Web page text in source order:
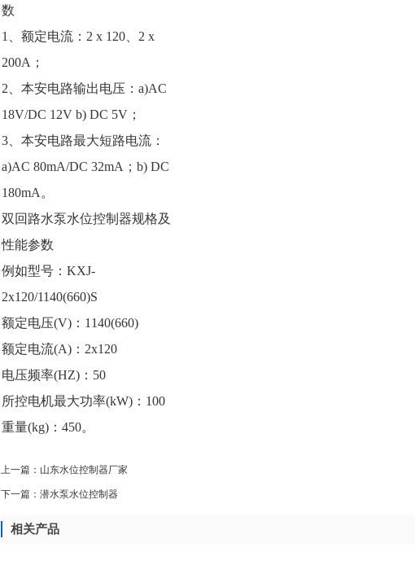
数
1
、额定电流： 2 x 120
2 x
200A ；
2 、本安电路输出电压： a)AC
18V/DC 12V b) DC 5V ；
3 、本安电路最大短路电流：
a)AC 80mA/DC 32mA ； b) DC
180mA 。
双回路水泵水位控制器规格及
性能参数
例如型号： KXJ-
2x120/1140(660)S
额定电压(V) ： 1140(660)
额定电流(A) ： 2x120
电压频率(HZ) ： 50
所控电机最大功率(kW) ： 100
重量(kg) ： 450。
上一篇： 山东水位控制器厂家
下一篇： 潜水泵水位控制器
相关产品